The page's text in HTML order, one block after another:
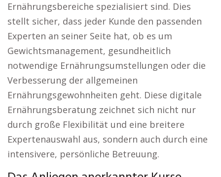
Ernährungsbereiche spezialisiert sind. Dies
stellt sicher, dass jeder Kunde den passenden
Experten an seiner Seite hat, ob es um
Gewichtsmanagement, gesundheitlich
notwendige Ernährungsumstellungen oder die
Verbesserung der allgemeinen
Ernährungsgewohnheiten geht. Diese digitale
Ernährungsberatung zeichnet sich nicht nur
durch große Flexibilität und eine breitere
Expertenauswahl aus, sondern auch durch eine
intensivere, persönliche Betreuung.